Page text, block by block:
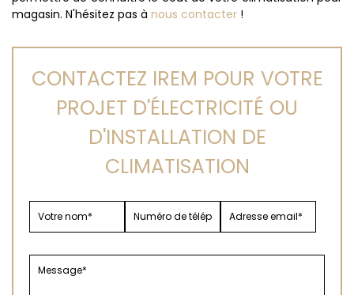
magasin. N'hésitez pas à nous contacter !
CONTACTEZ IREM POUR VOTRE
PROJET D'ÉLECTRICITÉ OU
D'INSTALLATION DE
CLIMATISATION